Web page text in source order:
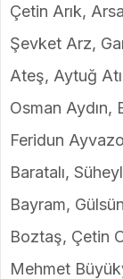
Çetin Arık,
Şevket Arz,
Ateş, Aytuğ
Osman Aydın,
Feridun
Baratalı,
Bayram,
Boztaş, Çetin
Mehmet